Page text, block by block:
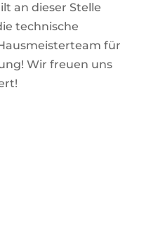
an dieser Stelle
technische
für
Wir freuen uns